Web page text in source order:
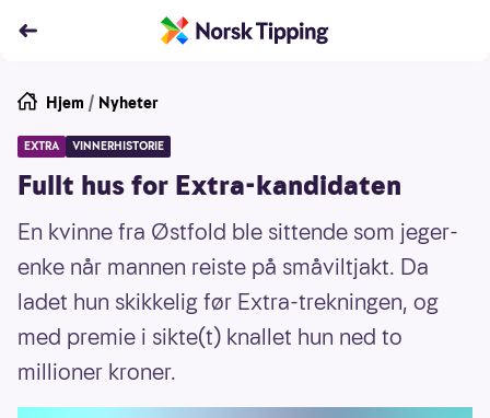
Hjem / Nyheter
EXTRA VINNERHISTORIE
Fullt hus for Extra-kandidaten
En kvinne fra Østfold ble sittende som jeger-
enke når mannen reiste på småviltjakt. Da
ladet hun skikkelig før Extra-trekningen, og
med premie i sikte(t) knallet hun ned to
millioner kroner.